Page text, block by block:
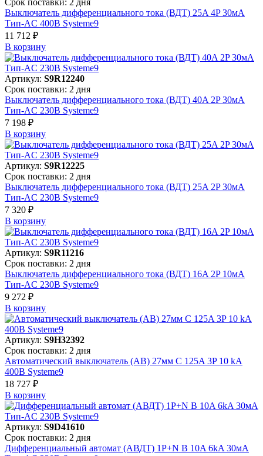
Выключатель дифференциального тока (ВДТ) 25A 4P 30мА
Тип-AC 400В Systeme9
11 712 ₽
В корзинy
Артикул: S9R12240
Срок поставки: 2 дня
Выключатель дифференциального тока (ВДТ) 40A 2P 30мА
Тип-AC 230В Systeme9
7 198 ₽
В корзинy
Артикул: S9R12225
Срок поставки: 2 дня
Выключатель дифференциального тока (ВДТ) 25A 2P 30мА
Тип-AC 230В Systeme9
7 320 ₽
В корзинy
Артикул: S9R11216
Срок поставки: 2 дня
Выключатель дифференциального тока (ВДТ) 16A 2P 10мА
Тип-AC 230В Systeme9
9 272 ₽
В корзинy
Артикул: S9H32392
Срок поставки: 2 дня
Автоматический выключатель (АВ) 27мм C 125A 3P 10 kA
400В Systeme9
18 727 ₽
В корзинy
Артикул: S9D41610
Срок поставки: 2 дня
Дифференциальный автомат (АВДТ) 1P+N B 10A 6kA 30мА